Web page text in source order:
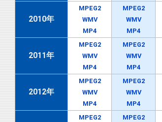
2010年
MPEG2
WMV
MP4
MPEG2
WMV
MP4
2011年
MPEG2
WMV
MP4
MPEG2
WMV
MP4
2012年
MPEG2
WMV
MP4
MPEG2
WMV
MP4
MPEG2
MPEG2